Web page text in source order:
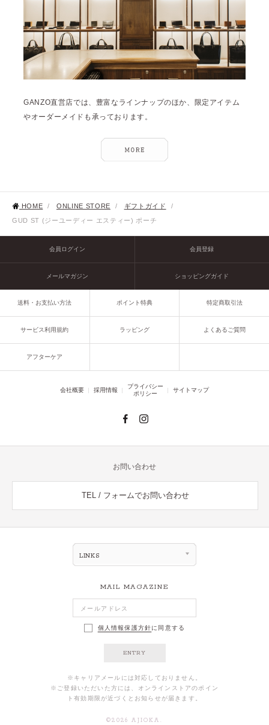
GANZO直営店では、豊富なラインナップのほか、限定アイテム
やオーダーメイドも承っております。
HOME / ONLINE STORE / ギフトガイド
/
GUD ST (ジーユーディー エスティー) ポーチ
会員ログイン 会員登録
メールマガジン ショッピングガイド
送料・お支払い方法 ポイント特典 特定商取引法
サービス利用規約 ラッピング よくあるご質問
アフターケア
会社概要 採用情報
プライバシー
ポリシー
サイトマップ
お問い合わせ
TEL / フォームでお問い合わせ
LINKS
MAIL MAGAZINE
個人情報保護方針に同意する
ENTRY
※キャリアメールには対応しておりません。
※ご登録いただいた方には、オンラインストアのポイン
ト有効期限が近づくとお知らせが届きます。
©2026 AJIOKA.